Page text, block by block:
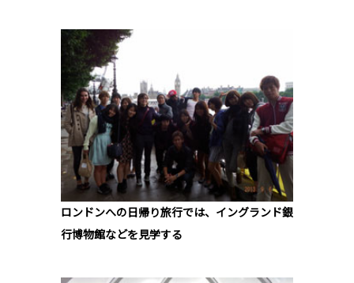
ロンドンへの日帰り旅行では、イングランド銀
行博物館などを見学する